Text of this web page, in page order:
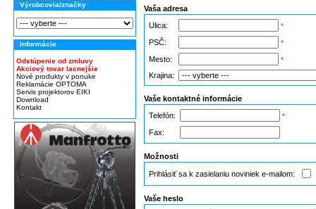
Výrobcovia/značky
Informácie
Odstúpenie od zmluvy
Akciový tovar lacnejšie
Nové produkty v ponuke
Reklamácie OPTOMA
Servis projektorov EIKI
Download
Kontakt
Vaša adresa
Ulica:
*
PSČ: *
Mesto: *
Krajina:
Vaše kontaktné informácie
Telefón:
*
Fax:
Možnosti
Prihlásiť sa k zasielaniu noviniek e-mailom:
Vaše heslo